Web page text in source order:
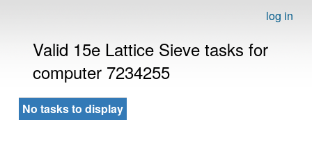
log in
Valid 15e Lattice Sieve tasks for
computer 7234255
No tasks to display